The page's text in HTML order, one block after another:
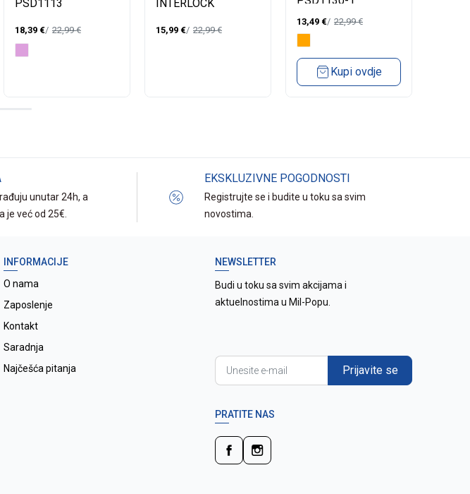
PSD1113
18,39 € 22,99€
INTERLOCK
15,99 € 22,99€
13,49 € 22,99€
Kupi ovdje
unutar 24h, a
je već od 25€.
EKSKLUZIVNE POGODNOSTI
Registrujte se i budite u toku sa svim
novostima.
INFORMACIJE
O nama
Zaposlenje
Kontakt
Saradnja
Najčešća pitanja
NEWSLETTER
Budi u toku sa svim akcijama i
aktuelnostima u Mil-Popu.
Prijavite se
PRATITE NAS